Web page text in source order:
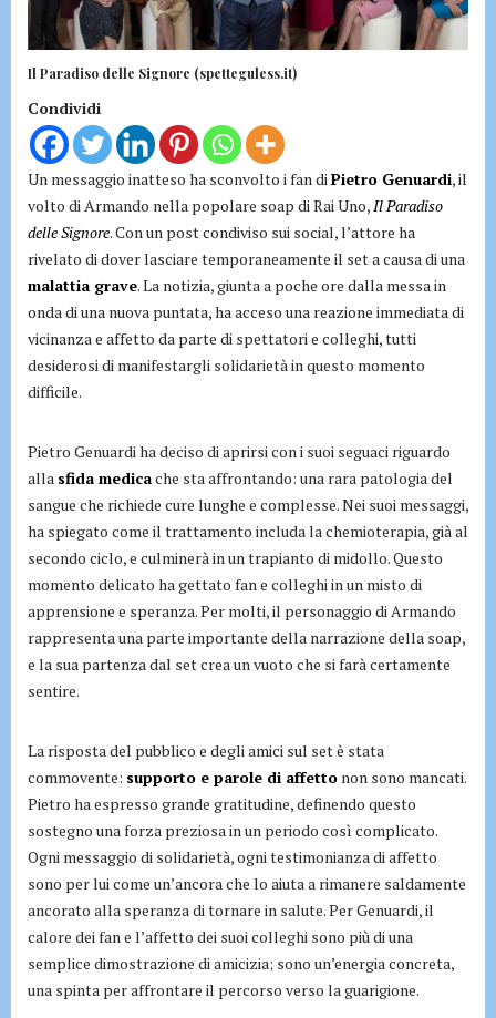
Il Paradiso delle Signore (spetteguless.it)
Condividi
Un messaggio inatteso ha sconvolto i fan diPietro Genuardi, il
volto di Armando nella popolare soap di Rai Uno,Il Paradiso
delle Signore. Con un post condiviso sui social, l’attore ha
rivelato di dover lasciare temporaneamente il set a causa di una
malattia grave. La notizia, giunta a poche ore dalla messa in
onda di una nuova puntata, ha acceso una reazione immediata di
vicinanza e affetto da parte di spettatori e colleghi, tutti
desiderosi di manifestargli solidarietà in questo momento
difficile.
Pietro Genuardi ha deciso di aprirsi con i suoi seguaci riguardo
alla sfida medicache sta affrontando: una rara patologia del
sangue che richiede cure lunghe e complesse. Nei suoi messaggi,
ha spiegato come il trattamento includa la chemioterapia, già al
secondo ciclo, e culminerà in un trapianto di midollo. Questo
momento delicato ha gettato fan e colleghi in un misto di
apprensione e speranza. Per molti, il personaggio di Armando
rappresenta una parte importante della narrazione della soap,
e la sua partenza dal set crea un vuoto che si farà certamente
sentire.
La risposta del pubblico e degli amici sul set è stata
commovente: supporto e parole di affetto non sono mancati.
Pietro ha espresso grande gratitudine, definendo questo
sostegno una forza preziosa in un periodo così complicato.
Ogni messaggio di solidarietà, ogni testimonianza di affetto
sono per lui come un’ancora che lo aiuta a rimanere saldamente
ancorato alla speranza di tornare in salute. Per Genuardi, il
calore dei fan e l’affetto dei suoi colleghi sono più di una
semplice dimostrazione di amicizia; sono un’energia concreta,
una spinta per affrontare il percorso verso la guarigione.